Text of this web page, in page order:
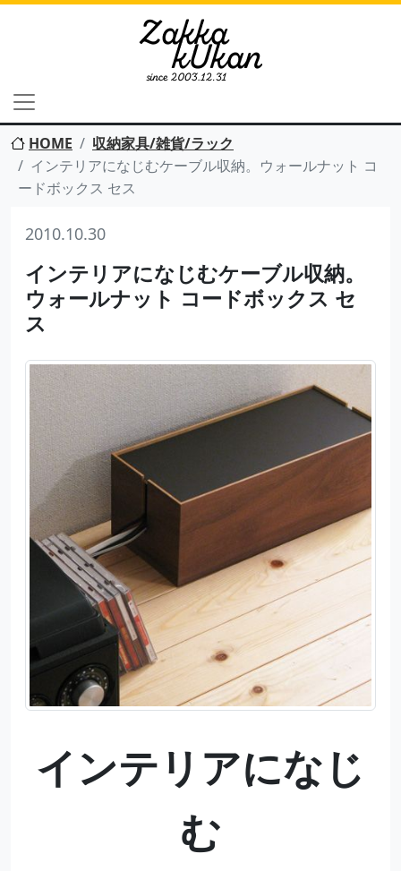
HOME
収納家具/雑貨/ラック
インテリアになじむケーブル収納。ウォールナット コ
ードボックス セス
2010.10.30
インテリアになじむケーブル収納。
ウォールナット コードボックス セ
ス
インテリアになじ
む